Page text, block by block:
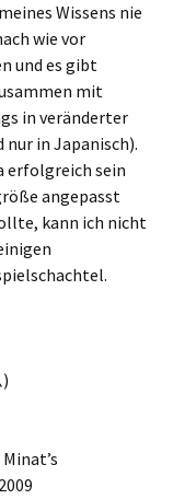
Wissens nie
wie vor
und es gibt
mit
in veränderter
in Japanisch).
erfolgreich sein
angepasst
kann ich nicht